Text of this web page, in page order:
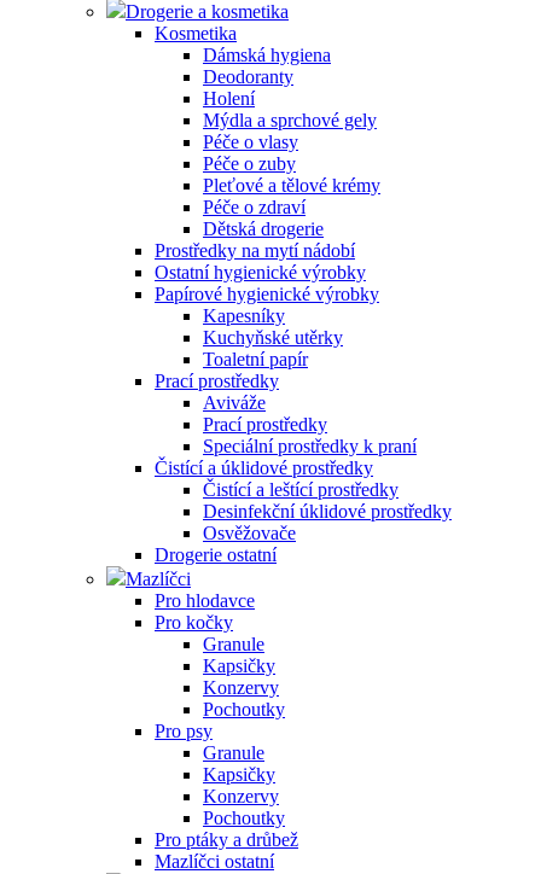
Drogerie a kosmetika
Kosmetika
Dámská hygiena
Deodoranty
Holení
Mýdla a sprchové gely
Péče o vlasy
Péče o zuby
Pleťové a tělové krémy
Péče o zdraví
Dětská drogerie
Prostředky na mytí nádobí
Ostatní hygienické výrobky
Papírové hygienické výrobky
Kapesníky
Kuchyňské utěrky
Toaletní papír
Prací prostředky
Aviváže
Prací prostředky
Speciální prostředky k praní
Čistící a úklidové prostředky
Čistící a leštící prostředky
Desinfekční úklidové prostředky
Osvěžovače
Drogerie ostatní
Mazlíčci
Pro hlodavce
Pro kočky
Granule
Kapsičky
Konzervy
Pochoutky
Pro psy
Granule
Kapsičky
Konzervy
Pochoutky
Pro ptáky a drůbež
Mazlíčci ostatní